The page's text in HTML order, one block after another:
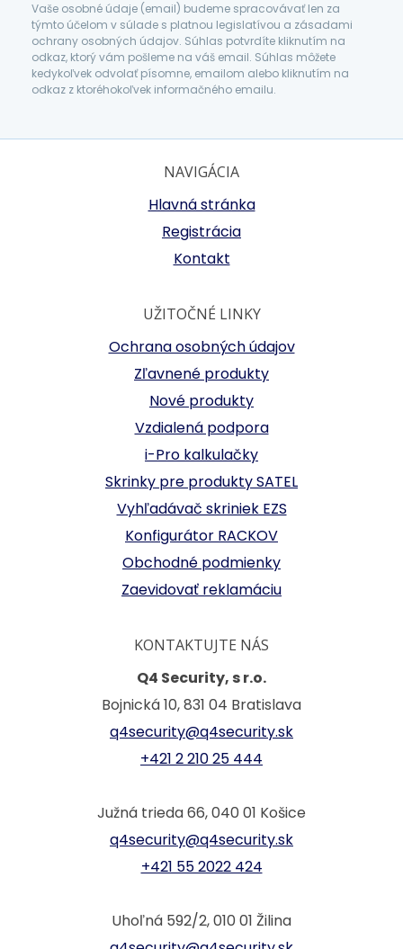
Vaše osobné údaje (email) budeme spracovávať len za
týmto účelom v súlade s platnou legislatívou a zásadami
ochrany osobných údajov. Súhlas potvrdíte kliknutím na
odkaz, ktorý vám pošleme na váš email. Súhlas môžete
kedykoľvek odvolať písomne, emailom alebo kliknutím na
odkaz z ktoréhokoľvek informačného emailu.
NAVIGÁCIA
Hlavná stránka
Registrácia
Kontakt
UŽITOČNÉ LINKY
Ochrana osobných údajov
Zľavnené produkty
Nové produkty
Vzdialená podpora
i-Pro kalkulačky
Skrinky pre produkty SATEL
Vyhľadávač skriniek EZS
Konfigurátor RACKOV
Obchodné podmienky
Zaevidovať reklamáciu
KONTAKTUJTE NÁS
Q4 Security, s r.o.
Bojnická 10, 831 04 Bratislava
q4security@q4security.sk
+421 2 210 25 444
Južná trieda 66, 040 01 Košice
q4security@q4security.sk
+421 55 2022 424
Uhoľná 592/2, 010 01 Žilina